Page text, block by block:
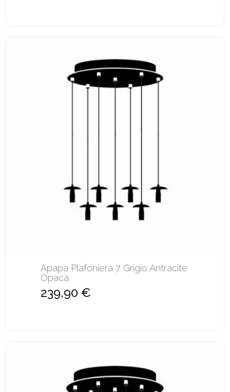
Apapa Plafoniera 7 Grigio Antracite
Opaca
239,90 €